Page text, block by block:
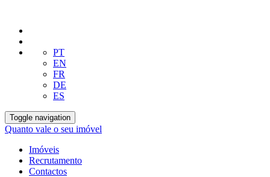
PT
EN
FR
DE
ES
Toggle navigation
Quanto vale o seu imóvel
Imóveis
Recrutamento
Contactos